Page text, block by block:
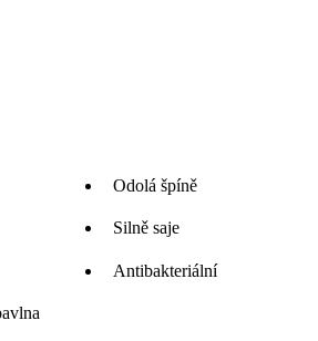
Odolá špíně
Silně saje
Antibakteriální